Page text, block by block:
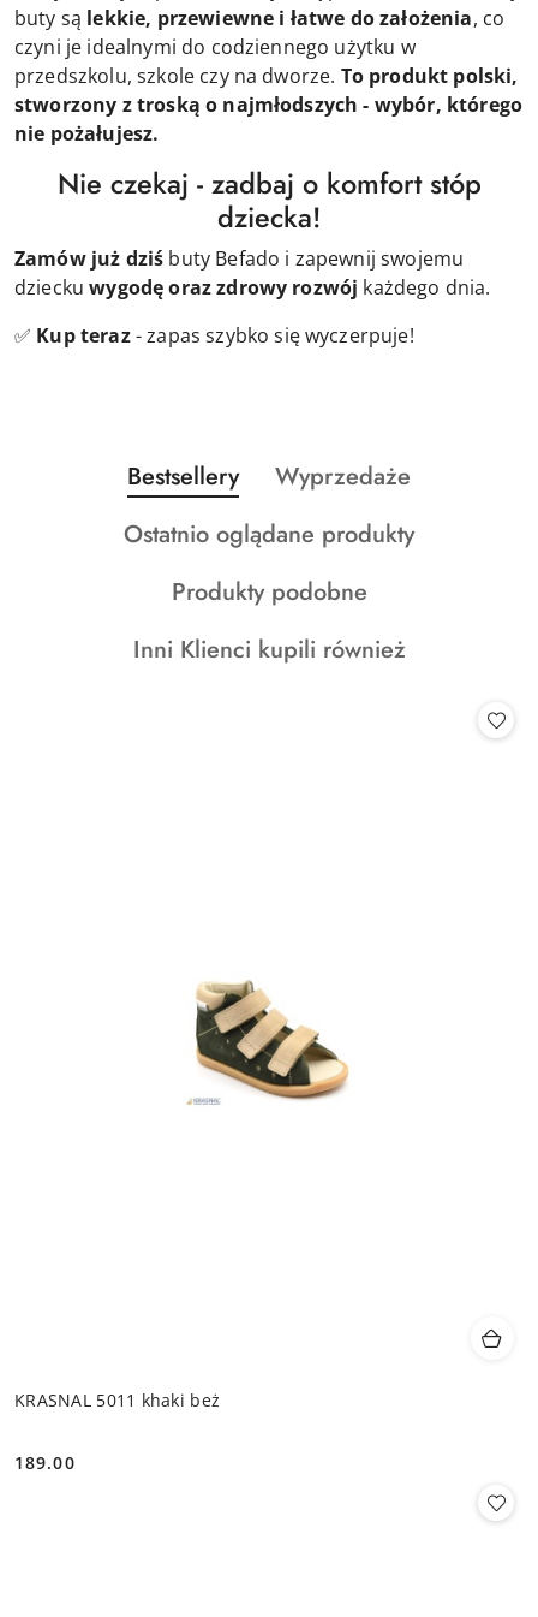
buty są lekkie, przewiewne i łatwe do założenia, co
czyni je idealnymi do codziennego użytku w
przedszkolu, szkole czy na dworze. To produkt polski,
stworzony z troską o najmłodszych - wybór, którego
nie pożałujesz.
Nie czekaj - zadbaj o komfort stóp
dziecka!
Zamów już dziś buty Befado i zapewnij swojemu
dzieckuwygodę oraz zdrowy rozwój każdego dnia.
✅ Kup teraz- zapas szybko się wyczerpuje!
Pomiń karuzelę produktów
Produkty
o
statusie:
Bestsellery
Produkty
statusie:
Wyprzedaże
Produkty
statusie:
Ostatnio oglądane produkty
Produkty
statusie:
Produkty podobne
Produkty
Inni Klienci kupili również
KRASNAL 5011 khaki beż
Cena:
189.00